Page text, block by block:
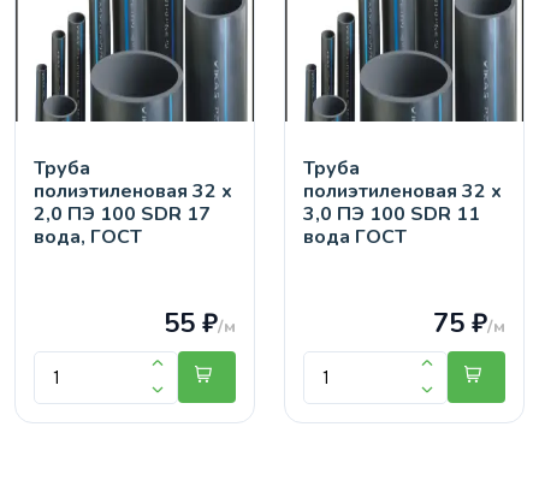
Труба
полиэтиленовая 32 х
2,0 ПЭ 100 SDR 17
вода, ГОСТ
55 ₽/м
Труба
полиэтиленовая 32 х
3,0 ПЭ 100 SDR 11
вода ГОСТ
75 ₽/м